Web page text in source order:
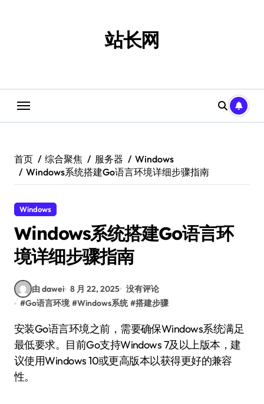
站长网
首页 综合聚焦 服务器
Windows
Windows系统搭建Go语言环境详细步骤指南
Windows
Windows系统搭建Go语言环
境详细步骤指南
由 dawei 8 月 22, 2025 没有评论
#Go语言环境 #Windows系统 #搭建步骤
安装Go语言环境之前，需要确保Windows系统满足
最低要求。目前Go支持Windows 7及以上版本，建
议使用Windows 10或更高版本以获得更好的兼容
性。